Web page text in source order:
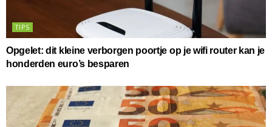
TIPS
Opgelet: dit kleine verborgen poortje op je wifi router kan je
honderden euro’s besparen